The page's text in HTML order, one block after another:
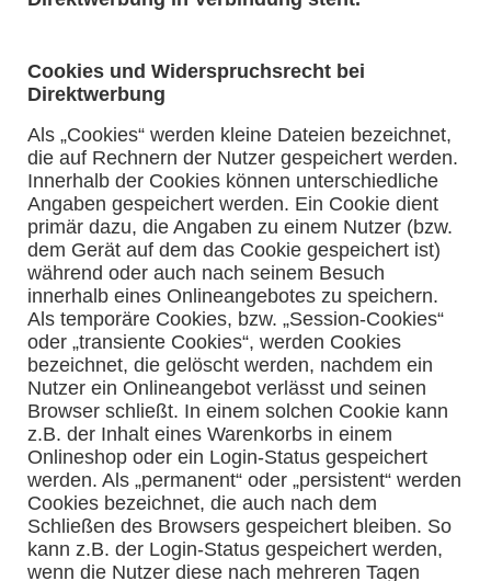
Cookies und Widerspruchsrecht bei
Direktwerbung
Als „Cookies“ werden kleine Dateien bezeichnet,
die auf Rechnern der Nutzer gespeichert werden.
Innerhalb der Cookies können unterschiedliche
Angaben gespeichert werden. Ein Cookie dient
primär dazu, die Angaben zu einem Nutzer (bzw.
dem Gerät auf dem das Cookie gespeichert ist)
während oder auch nach seinem Besuch
innerhalb eines Onlineangebotes zu speichern.
Als temporäre Cookies, bzw. „Session-Cookies“
oder „transiente Cookies“, werden Cookies
bezeichnet, die gelöscht werden, nachdem ein
Nutzer ein Onlineangebot verlässt und seinen
Browser schließt. In einem solchen Cookie kann
z.B. der Inhalt eines Warenkorbs in einem
Onlineshop oder ein Login-Status gespeichert
werden. Als „permanent“ oder „persistent“ werden
Cookies bezeichnet, die auch nach dem
Schließen des Browsers gespeichert bleiben. So
kann z.B. der Login-Status gespeichert werden,
wenn die Nutzer diese nach mehreren Tagen